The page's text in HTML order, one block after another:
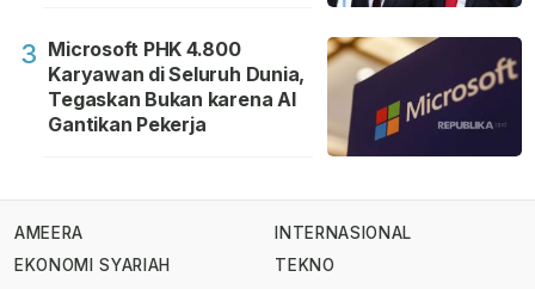
3 Microsoft PHK 4.800
Karyawan di Seluruh Dunia,
Tegaskan Bukan karena AI
Gantikan Pekerja
AMEERA
EKONOMI SYARIAH
INTERNASIONAL
TEKNO